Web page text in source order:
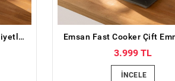
Emsan Fast Cooker Çift Emniyetli Düdüklü Tencere 6 Lt
3.999 TL
İNCELE